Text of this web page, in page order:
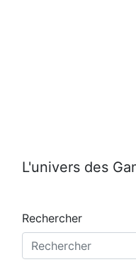
L'univers des
Rechercher